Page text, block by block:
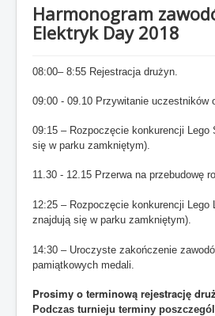
ZAWODY ROBOTÓW 2025
Otwarcie VII sezonu Opolskiej Ligi
Sezon 2019/2021
Sezon 2018/2019
Sezon 2015/2016
Jesteś tutaj: Start
Robo Elektryk Day 2018
Harmonogram zawodów Robo
Harmonogram
Elektryk Day 2018
08:00– 8:55 Rejestracja drużyn.
09:00 - 09.10 Przywitanie uczestników
09:15 – Rozpoczęcie konkurencji Lego
się w parku zamkniętym).
11.30 - 12.15 Przerwa na przebudowę
12:25 – Rozpoczęcie konkurencji Lego
znajdują się w parku zamkniętym).
14:30 – Uroczyste zakończenie
pamiątkowych medali.
Prosimy o terminową rejestrację
Podczas turnieju terminy